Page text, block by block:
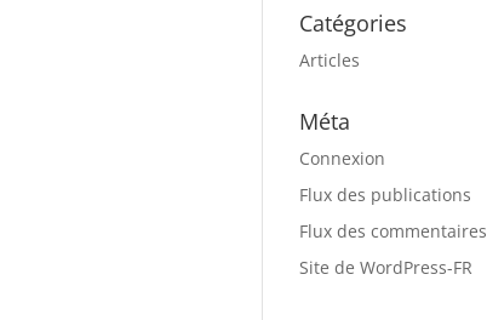
Catégories
Articles
Méta
Connexion
Flux des publications
Flux des commentaires
Site de WordPress-FR